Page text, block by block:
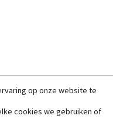
op onze website te
cookies we gebruiken of